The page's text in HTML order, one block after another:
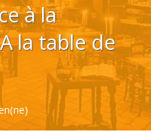
à la
la table de